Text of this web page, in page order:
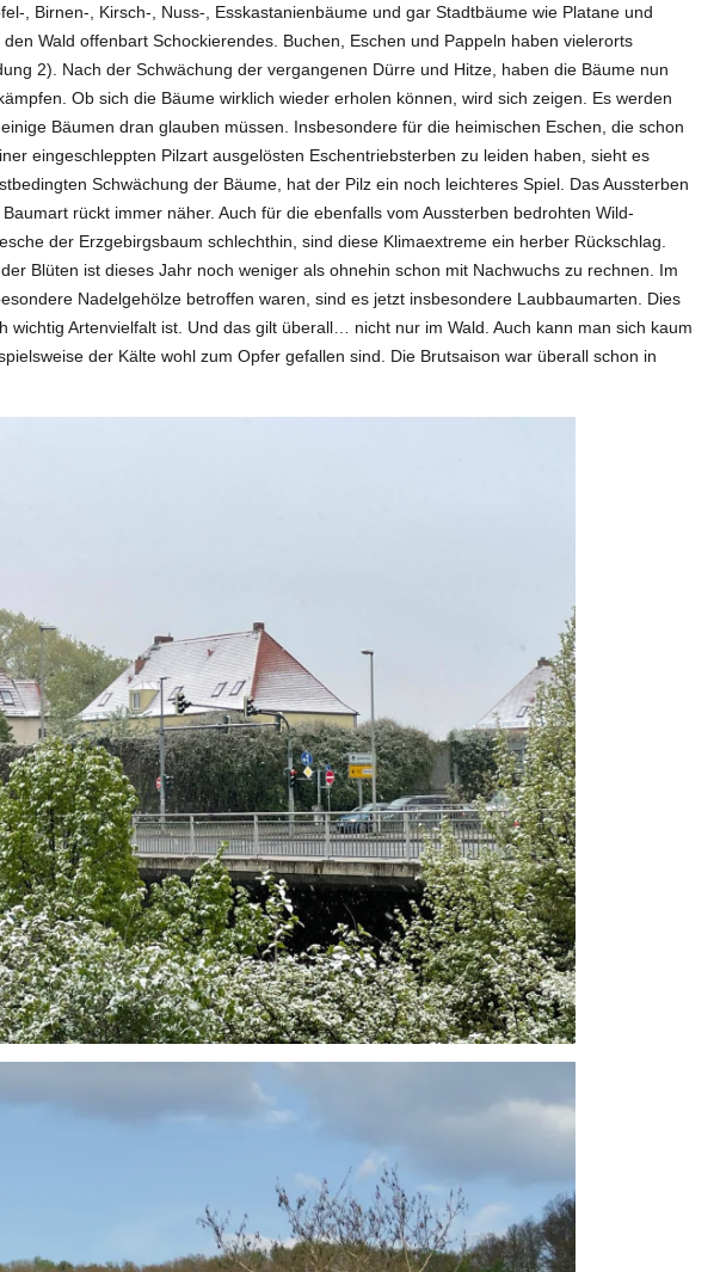
, Birnen-, Kirsch-, Nuss-, Esskastanienbäume und gar Stadtbäume wie Platane und
Wald offenbart Schockierendes. Buchen, Eschen und Pappeln haben vielerorts
2). Nach der Schwächung der vergangenen Dürre und Hitze, haben die Bäume nun
Ob sich die Bäume wirklich wieder erholen können, wird sich zeigen. Es werden
Bäumen dran glauben müssen. Insbesondere für die heimischen Eschen, die schon
eingeschleppten Pilzart ausgelösten Eschentriebsterben zu leiden haben, sieht es
Schwächung der Bäume, hat der Pilz ein noch leichteres Spiel. Das Aussterben
rückt immer näher. Auch für die ebenfalls vom Aussterben bedrohten Wild-
der Erzgebirgsbaum schlechthin, sind diese Klimaextreme ein herber Rückschlag.
Blüten ist dieses Jahr noch weniger als ohnehin schon mit Nachwuchs zu rechnen. Im
Nadelgehölze betroffen waren, sind es jetzt insbesondere Laubbaumarten. Dies
wichtig Artenvielfalt ist. Und das gilt überall… nicht nur im Wald. Auch kann man sich kaum
der Kälte wohl zum Opfer gefallen sind. Die Brutsaison war überall schon in